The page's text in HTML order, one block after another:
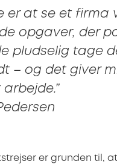
er at se et firma
opgaver, der
pludselig tage
– og det giver
er grunden til,